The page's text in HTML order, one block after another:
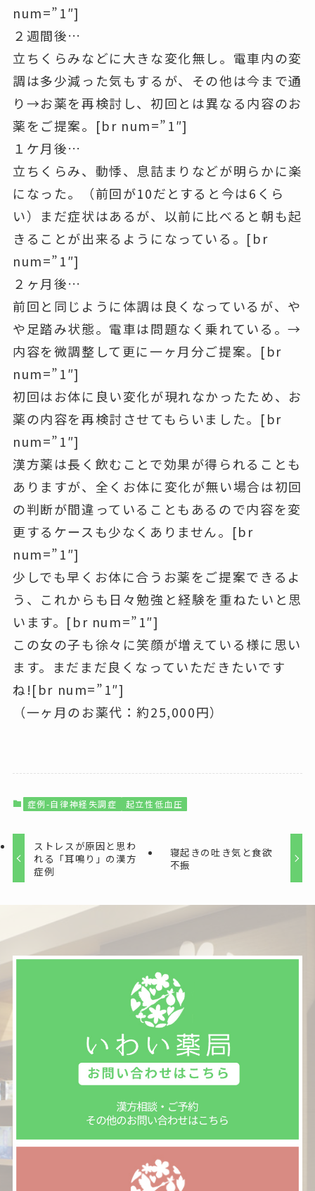
num=”1″]
２週間後…
立ちくらみなどに大きな変化無し。電車内の変
調は多少減った気もするが、その他は今まで通
り→お薬を再検討し、初回とは異なる内容のお
薬をご提案。[br num=”1″]
１ケ月後…
立ちくらみ、動悸、息詰まりなどが明らかに楽
になった。（前回が10だとすると今は6くら
い）まだ症状はあるが、以前に比べると朝も起
きることが出来るようになっている。[br
num=”1″]
２ヶ月後…
前回と同じように体調は良くなっているが、や
や足踏み状態。電車は問題なく乗れている。→
内容を微調整して更に一ヶ月分ご提案。[br
num=”1″]
初回はお体に良い変化が現れなかったため、お
薬の内容を再検討させてもらいました。[br
num=”1″]
漢方薬は長く飲むことで効果が得られることも
ありますが、全くお体に変化が無い場合は初回
の判断が間違っていることもあるので内容を変
更するケースも少なくありません。[br
num=”1″]
少しでも早くお体に合うお薬をご提案できるよ
う、これからも日々勉強と経験を重ねたいと思
います。[br num=”1″]
この女の子も徐々に笑顔が増えている様に思い
ます。まだまだ良くなっていただきたいです
ね![br num=”1″]
（一ヶ月のお薬代：約25,000円）
症例-自律神経失調症 起立性低血圧
ストレスが原因と思わ
れる「耳鳴り」の漢方
症例
寝起きの吐き気と食欲
不振